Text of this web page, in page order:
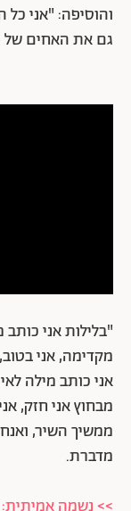
והוסיפה: "אני
גם את האחים של
"בלילות אני
מקדימה, אני
אני כותב מילה
מבחוץ אני חזק,
ממשיך השיר,
מדברת.